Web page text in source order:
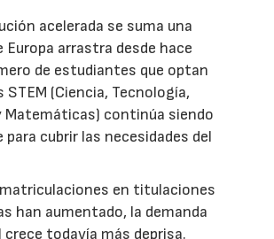
acelerada se suma una
Europa arrastra desde hace
de estudiantes que optan
STEM (Ciencia, Tecnología,
Matemáticas) continúa siendo
cubrir las necesidades del
en titulaciones
han aumentado, la demanda
crece todavía más deprisa.